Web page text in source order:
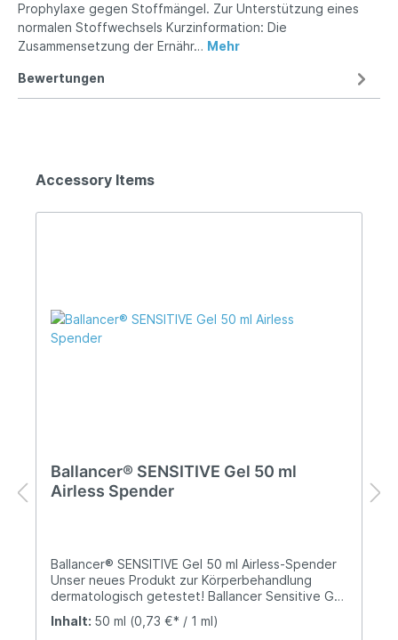
Prophylaxe gegen Stoffmängel. Zur Unterstützung eines
normalen Stoffwechsels Kurzinformation: Die
Zusammensetzung der Ernähr… Mehr
Bewertungen
Accessory Items
Ballancer® SENSITIVE Gel 50 ml
Airless Spender
Ballancer® SENSITIVE Gel 50 ml Airless-Spender
Unser neues Produkt zur Körperbehandlung
dermatologisch getestet! Ballancer Sensitive Gel
Orangenhaut.Das Gel ist ideal geeignet für
Inhalt: 50 ml (0,73 €* / 1 ml)